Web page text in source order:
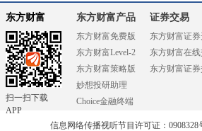
东方财富
扫一扫下载
APP
东方财富产品
东方财富免费版
东方财富Level-2
东方财富策略版
妙想投研助理
Choice金融终端
证券交易
东方财富证券
东方财富在线
东方财富证券
信息网络传播视听节目许可证：